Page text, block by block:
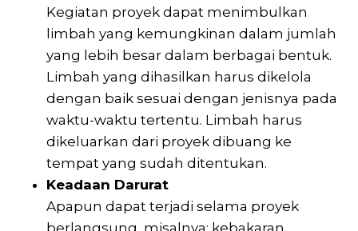
Kegiatan proyek dapat menimbulkan
limbah yang kemungkinan dalam jumlah
yang lebih besar dalam berbagai bentuk.
Limbah yang dihasilkan harus dikelola
dengan baik sesuai dengan jenisnya pada
waktu-waktu tertentu. Limbah harus
dikeluarkan dari proyek dibuang ke
tempat yang sudah ditentukan.
Keadaan Darurat
Apapun dapat terjadi selama proyek